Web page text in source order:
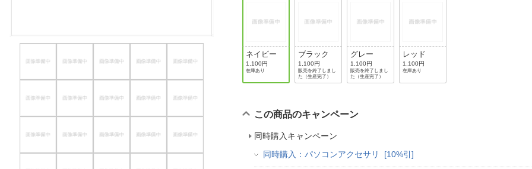
ネイビー
1,100円
在庫あり
ブラック
1,100円
販売を終了しまし
た（生産完了）
グレー
1,100円
販売を終了しまし
た（生産完了）
レッド
1,100円
在庫あり
この商品のキャンペーン
同時購入キャンペーン
同時購入：パソコンアクセサリ [10%引]